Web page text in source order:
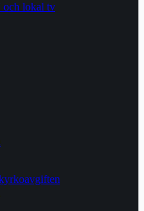
och lokal tv